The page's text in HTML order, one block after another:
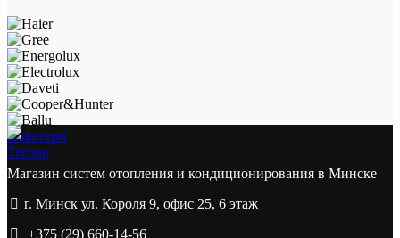
Новатерм
Techno
Магазин систем отопления и кондиционирования в Минске
г. Минск ул. Короля 9, офис 25, 6 этаж
+375 (29) 660-14-56